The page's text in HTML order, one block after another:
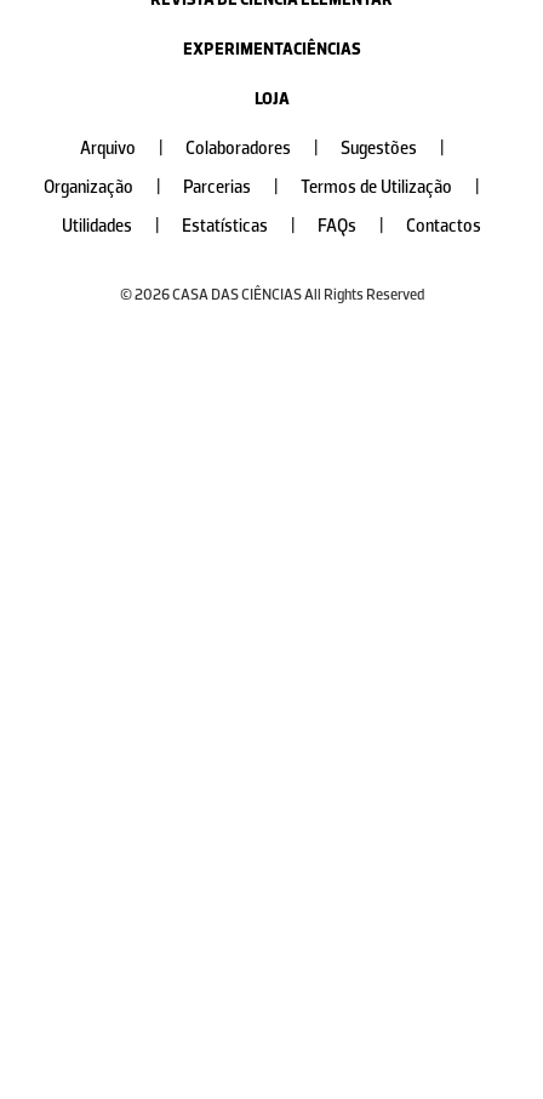
EXPERIMENTACIÊNCIAS
LOJA
Arquivo Colaboradores Sugestões
Organização
Parcerias Termos de Utilização
Utilidades
Estatísticas FAQs Contactos
© 2026 CASA DAS CIÊNCIAS All Rights Reserved